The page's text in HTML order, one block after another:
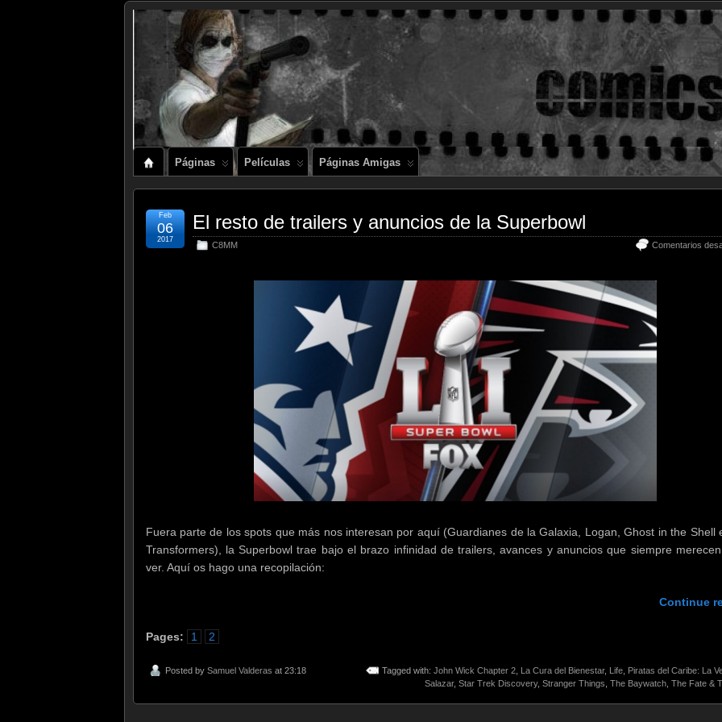
Comics en
Páginas Películas Páginas Amigas
El resto de trailers y anuncios de la Superbowl
C8MM Comentarios
Feb
06
2017
Fuera parte de los spots que más nos interesan por aquí (Guardianes de la Galaxia, Logan, Ghost in the Shell
Transformers), la Superbowl trae bajo el brazo infinidad de trailers, avances y anuncios que siempre
ver. Aquí os hago una recopilación:
Continue
Pages: 1 2
Posted by Samuel Valderas at 23:18 Tagged with: John Wick Chapter 2, La Cura del Bienestar, Life, Piratas del Caribe: La
Salazar, Star Trek Discovery, Stranger Things, The Baywatch, The Fate &